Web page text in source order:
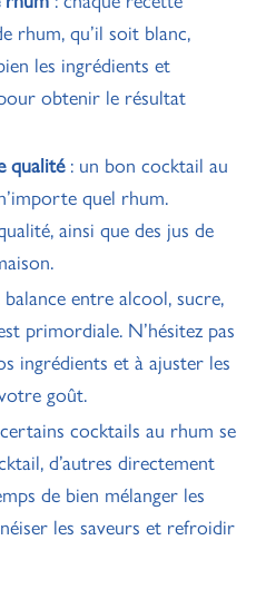
rhum, qu’il soit blanc,
les ingrédients et
obtenir le résultat
qualité: un bon cocktail au
quel rhum.
ainsi que des jus de
balance entre alcool, sucre,
primordiale. N’hésitez pas
ingrédients et à ajuster les
goût.
cocktails au rhum se
, d’autres directement
de bien mélanger les
les saveurs et refroidir